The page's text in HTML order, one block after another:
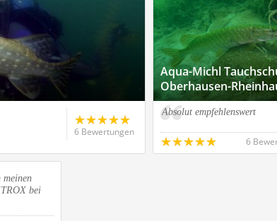
6 Bewertungen
Aqua-Michl
Oberhausen-
Absolut empfehlenswert
6
meinen
bei